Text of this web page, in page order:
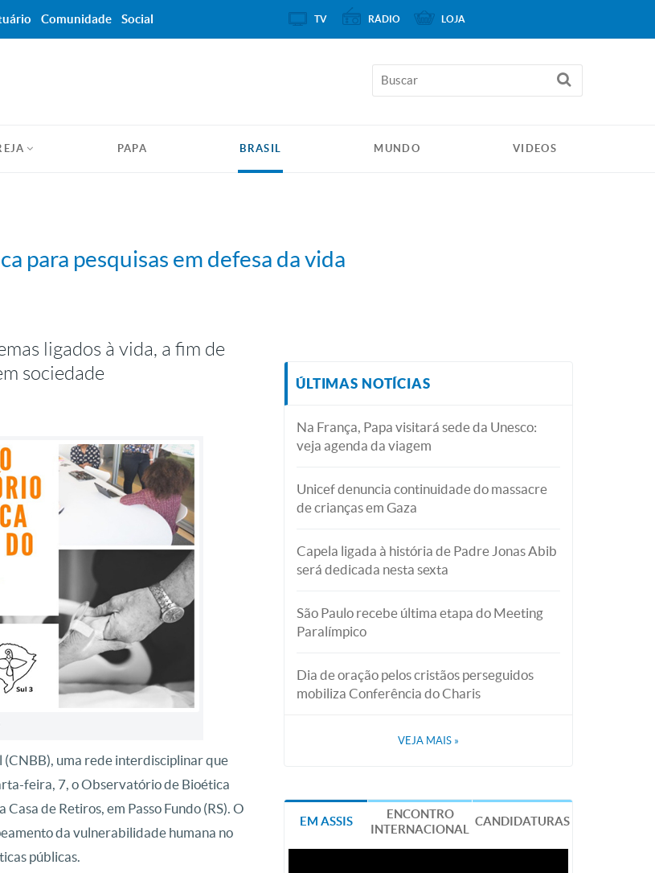
PAPA BRASIL MUNDO VIDEOS
para pesquisas em defesa da vida
ligados à vida, a fim de
sociedade
uma rede interdisciplinar que
feira, 7, o Observatório de Bioética
de Retiros, em Passo Fundo (RS). O
da vulnerabilidade humana no
públicas.
ÚLTIMAS NOTÍCIAS
Na França, Papa visitará sede da Unesco:
veja agenda da viagem
Unicef denuncia continuidade do massacre
de crianças em Gaza
Capela ligada à história de Padre Jonas Abib
será dedicada nesta sexta
São Paulo recebe última etapa do Meeting
Paralímpico
Dia de oração pelos cristãos perseguidos
mobiliza Conferência do Charis
VEJA MAIS »
EM ASSIS
ENCONTRO
INTERNACIONAL
CANDIDATURAS
Comunidade Social TV RÁDIO LOJA